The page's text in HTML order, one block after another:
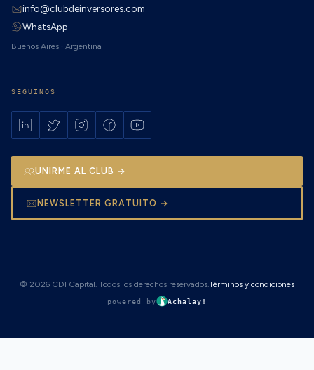
info@clubdeinversores.com
WhatsApp
Buenos Aires · Argentina
SEGUINOS
UNIRME AL CLUB →
NEWSLETTER GRATUITO →
© 2026 CDI Capital. Todos los derechos reservados.Términos y condiciones
powered by Achalay!